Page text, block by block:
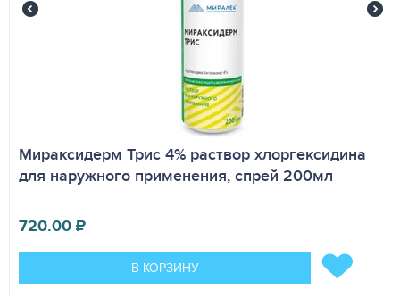
Мираксидерм Трис 4% раствор хлоргексидина
для наружного применения, спрей 200мл
720.00₽
В КОРЗИНУ